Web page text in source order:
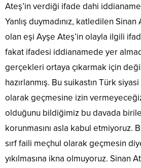
Ateş’in verdiği ifade dahi
Yanlış duymadınız, katledilen Sinan
olan eşi Ayşe Ateş’in olayla ilgili
fakat ifadesi iddianamede yer
gerçekleri ortaya çıkarmak için
hazırlanmış. Bu suikastın Türk
olarak geçmesine izin
olduğunu bildiğimiz bu davada
korunmasını asla kabul etmiyoruz.
sırf faili meçhul olarak geçmesin
yıkılmasına ikna olmuyoruz. Sinan